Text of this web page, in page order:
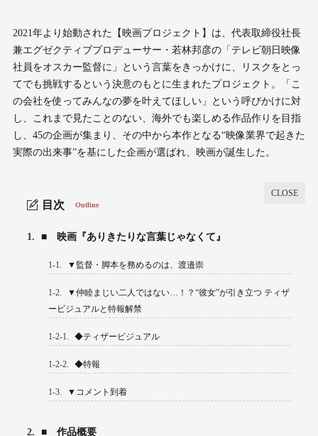
2021年より始動された【映画プロジェクト】は、代表取締役社長
兼エグゼクティブプロデューサー・若林邦彦の「テレビ朝日映像
社員をオスカー監督に」という言葉をきっかけに、リスクをとっ
てでも挑戦するという決意のもとに生まれたプロジェクト。「こ
の会社を使ってみんなの夢を叶えてほしい」という呼びかけに対
し、これまで見たことのない、海外でも楽しめる作品作りを目指
し、45の企画が集まり、その中から本作となる“映像業界で起きた
実際の出来事”を基にした企画が選ばれ、映画が誕生した。
目次 Outline
1. ■ 映画『ありきたりな言葉じゃなくて』
1-1. ▼監督・脚本を務めるのは、渡邉崇
1-2.
▼仲睦まじい二人ではない…！？“彼女”が引き立つ ティザ
ービジュアルと特報解禁
1-2-1. ◆ティザービジュアル
1-2-2. ◆特報
1-3. ▼コメント到着
2. ■ 作品概要